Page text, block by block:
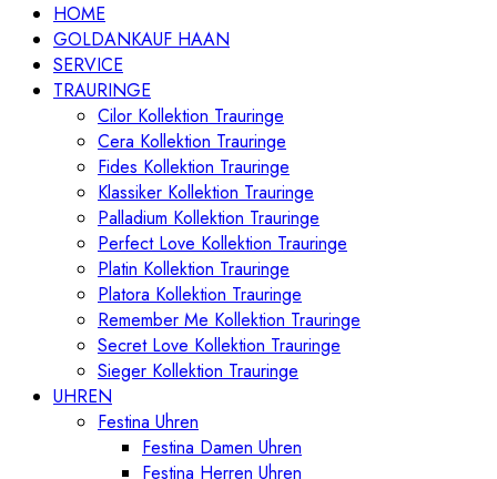
HOME
GOLDANKAUF HAAN
SERVICE
TRAURINGE
Cilor Kollektion Trauringe
Cera Kollektion Trauringe
Fides Kollektion Trauringe
Klassiker Kollektion Trauringe
Palladium Kollektion Trauringe
Perfect Love Kollektion Trauringe
Platin Kollektion Trauringe
Platora Kollektion Trauringe
Remember Me Kollektion Trauringe
Secret Love Kollektion Trauringe
Sieger Kollektion Trauringe
UHREN
Festina Uhren
Festina Damen Uhren
Festina Herren Uhren